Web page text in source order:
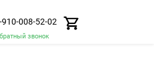
910-008-52-02
звонок